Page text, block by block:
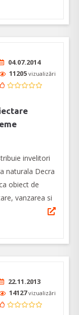
04.07.2014
11205 vizualizări
invelitori
naturala Decra
obiect de
vanzarea si
22.11.2013
14127vizualizări